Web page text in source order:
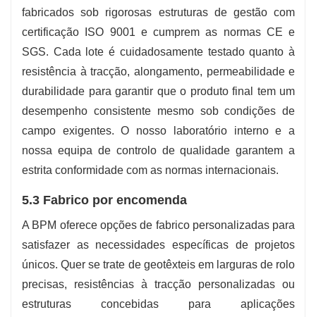
fabricados sob rigorosas estruturas de gestão com
certificação ISO 9001 e cumprem as normas CE e
SGS. Cada lote é cuidadosamente testado quanto à
resistência à tracção, alongamento, permeabilidade e
durabilidade para garantir que o produto final tem um
desempenho consistente mesmo sob condições de
campo exigentes. O nosso laboratório interno e a
nossa equipa de controlo de qualidade garantem a
estrita conformidade com as normas internacionais.
5.3 Fabrico por encomenda
A BPM oferece opções de fabrico personalizadas para
satisfazer as necessidades específicas de projetos
únicos. Quer se trate de geotêxteis em larguras de rolo
precisas, resistências à tracção personalizadas ou
estruturas concebidas para aplicações